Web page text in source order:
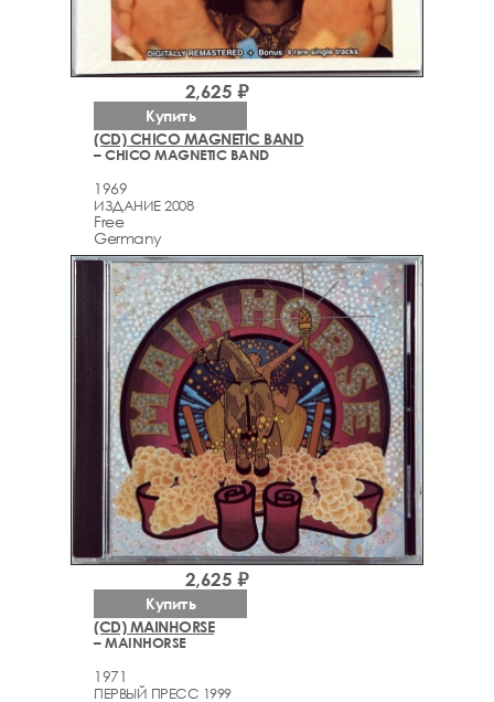
(CD) CHICO MAGNETIC BAND
– CHICO MAGNETIC BAND
1969
ИЗДАНИЕ 2008
Free
Germany
2,625 ₽
Купить
(CD) MAINHORSE
– MAINHORSE
1971
ПЕРВЫЙ ПРЕСС 1999
2,625 ₽
Купить